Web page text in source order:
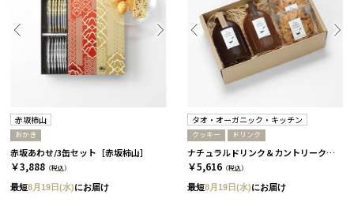
赤坂柿山
おかき
赤坂あわせ/3缶セット［赤坂柿山］
￥3,888 （税込）
最短8月19日(水)にお届け
タオ・オーガニック・キッチン
クッキー ドリンク
ナチュラルドリンク＆カントリークッキーセット［タオ・オーガニック・キッチン］
￥5,616 （税込）
最短8月19日(水)にお届け